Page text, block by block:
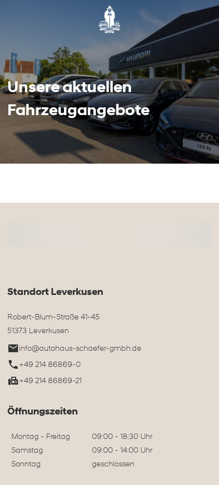
Unsere aktuellen
Fahrzeugangebote
Standort Leverkusen
Robert-Blum-Straße 41-45
51373 Leverkusen
info@autohaus-schaefer-gmbh.de
+49 214 86869-0
+49 214 86869-21
Öffnungszeiten
Montag - Freitag
09:00 - 18:30 Uhr
Samstag
09:00 - 14:00 Uhr
Sonntag
geschlossen